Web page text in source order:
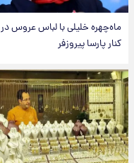
ماه‌چهره خلیلی با لباس عروس در
کنار پارسا پیروزفر